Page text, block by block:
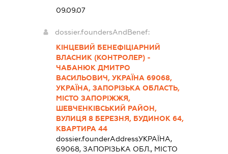
09.09.07
dossier.foundersAndBenef:
КІНЦЕВИЙ БЕНЕФІЦІАРНИЙ
ВЛАСНИК (КОНТРОЛЕР) -
ЧАБАНЮК ДМИТРО
ВАСИЛЬОВИЧ, УКРАЇНА 69068,
УКРАЇНА, ЗАПОРІЗЬКА ОБЛАСТЬ,
МІСТО ЗАПОРІЖЖЯ,
ШЕВЧЕНКІВСЬКИЙ РАЙОН,
ВУЛИЦЯ 8 БЕРЕЗНЯ, БУДИНОК 64,
КВАРТИРА 44
dossier.founderAddressУКРАЇНА,
69068, ЗАПОРІЗЬКА ОБЛ., МІСТО